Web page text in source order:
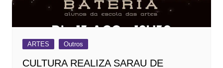
ARTES Outros
CULTURA REALIZA SARAU DE